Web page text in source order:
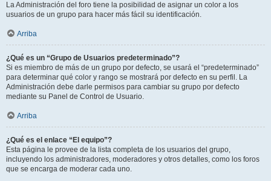
La Administración del foro tiene la posibilidad de asignar un color a los
usuarios de un grupo para hacer más fácil su identificación.
Arriba
¿Qué es un “Grupo de Usuarios predeterminado”?
Si es miembro de más de un grupo por defecto, se usará el “predeterminado”
para determinar qué color y rango se mostrará por defecto en su perfil. La
Administración debe darle permisos para cambiar su grupo por defecto
mediante su Panel de Control de Usuario.
Arriba
¿Qué es el enlace “El equipo”?
Esta página le provee de la lista completa de los usuarios del grupo,
incluyendo los administradores, moderadores y otros detalles, como los foros
que se encarga de moderar cada uno.